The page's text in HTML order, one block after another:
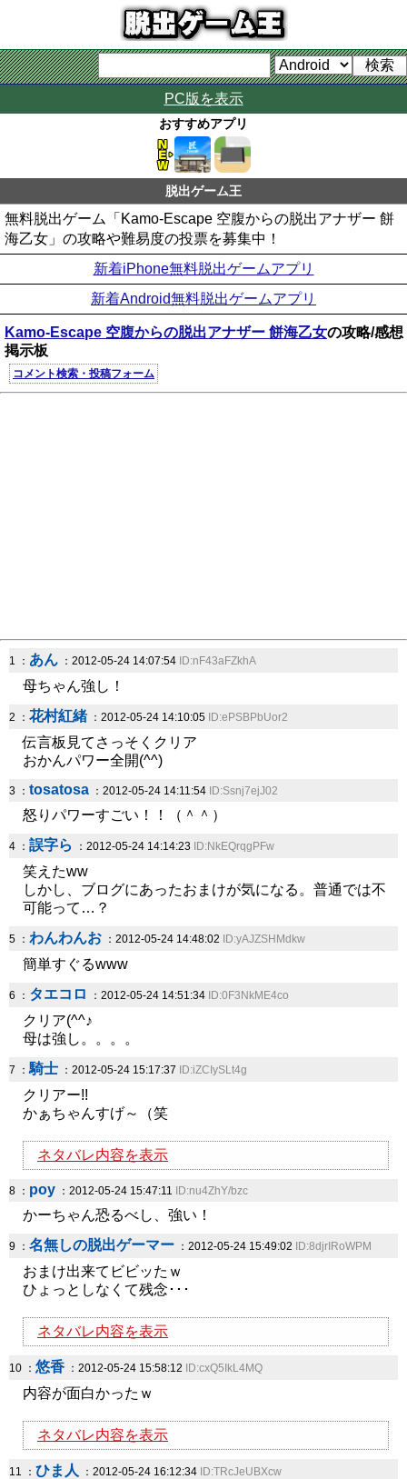
PC版を表示
おすすめアプリ
脱出ゲーム王
無料脱出ゲーム「Kamo-Escape 空腹からの脱出アナザー 餅
海乙女」の攻略や難易度の投票を募集中！
新着iPhone無料脱出ゲームアプリ
新着Android無料脱出ゲームアプリ
Kamo-Escape 空腹からの脱出アナザー 餅海乙女の攻略/感想
掲示板
コメント検索・投稿フォーム
1 ： あん ：2012-05-24 14:07:54 ID:nF43aFZkhA
母ちゃん強し！
2 ： 花村紅緒：2012-05-24 14:10:05 ID:ePSBPbUor2
伝言板見てさっそくクリア
おかんパワー全開(^^)
3 ： tosatosa ：2012-05-24 14:11:54 ID:Ssnj7ejJ02
怒りパワーすごい！！（＾＾）
4 ： 誤字ら ：2012-05-24 14:14:23 ID:NkEQrqgPFw
笑えたww
しかし、ブログにあったおまけが気になる。普通では不
可能って…？
5 ： わんわんお ：2012-05-24 14:48:02 ID:yAJZSHMdkw
簡単すぐるwww
6 ： タエコロ ：2012-05-24 14:51:34 ID:0F3NkME4co
クリア(^^♪
母は強し。。。。
7 ：騎士 ：2012-05-24 15:17:37 ID:iZCIySLt4g
クリアー!!
かぁちゃんすげ～（笑
ネタバレ内容を表示
8 ： poy ：2012-05-24 15:47:11 ID:nu4ZhY/bzc
かーちゃん恐るべし、強い！
9 ： 名無しの脱出ゲーマー ：2012-05-24 15:49:02 ID:8djrIRoWPM
おまけ出来てビビッたｗ
ひょっとしなくて残念･･･
ネタバレ内容を表示
10 ： 悠香 ：2012-05-24 15:58:12 ID:cxQ5IkL4MQ
内容が面白かったｗ
ネタバレ内容を表示
11 ： ひま人 ：2012-05-24 16:12:34 ID:TRcJeUBXcw